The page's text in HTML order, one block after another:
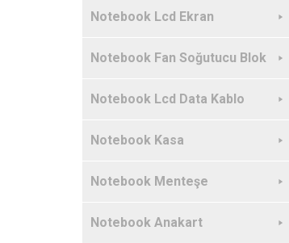
Notebook Lcd Ekran
Notebook Fan Soğutucu Blok
Notebook Lcd Data Kablo
Notebook Kasa
Notebook Menteşe
Notebook Anakart